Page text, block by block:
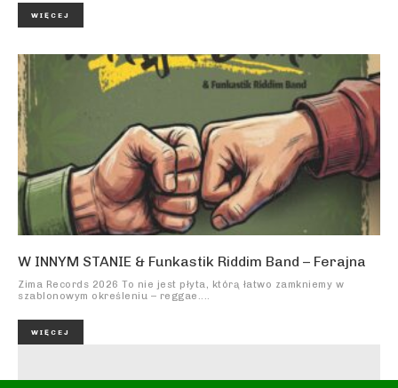
WIĘCEJ
W INNYM STANIE & Funkastik Riddim Band – Ferajna
Zima Records 2026 To nie jest płyta, którą łatwo zamkniemy w
szablonowym określeniu – reggae....
WIĘCEJ